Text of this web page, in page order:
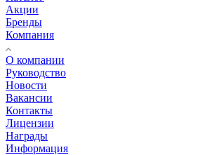
Акции
Бренды
Компания
О компании
Руководство
Новости
Вакансии
Контакты
Лицензии
Награды
Информация